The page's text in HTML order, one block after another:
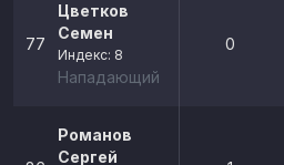
77
Цветков
Семен
Индекс: 8
Нападающий
0
Романов
Сергей